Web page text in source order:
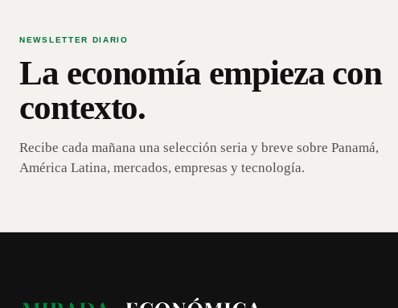
NEWSLETTER DIARIO
La economía empieza con
contexto.
Recibe cada mañana una selección seria y breve sobre Panamá,
América Latina, mercados, empresas y tecnología.